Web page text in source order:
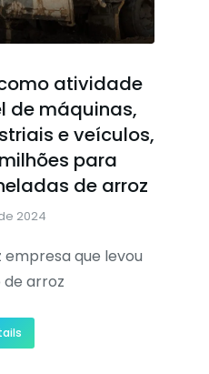
atividade
de máquinas,
e veículos,
para
de arroz
2024
que levou
de arroz